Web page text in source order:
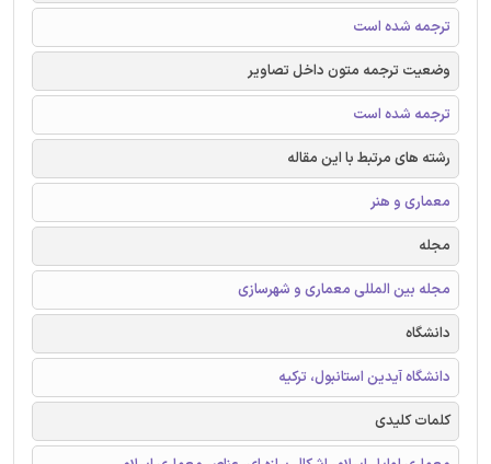
ترجمه شده است
وضعیت ترجمه متون داخل تصاویر
ترجمه شده است
رشته های مرتبط با این مقاله
معماری و هنر
مجله
مجله بین المللی معماری و شهرسازی
دانشگاه
دانشگاه آیدین استانبول، ترکیه
کلمات کلیدی